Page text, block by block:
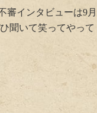
審インタビューは9月
聞いて笑ってやって